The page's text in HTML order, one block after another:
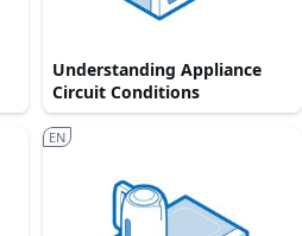
Understanding Appliance
Circuit Conditions
EN